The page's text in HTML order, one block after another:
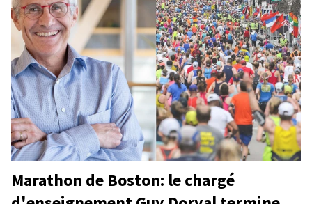
Marathon de Boston: le chargé